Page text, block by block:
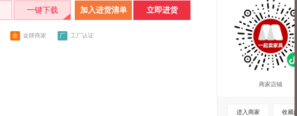
一键下载 加入进货清单 立即进货
金 金牌商家 厂 工厂认证
商家店铺
进入商家 收藏